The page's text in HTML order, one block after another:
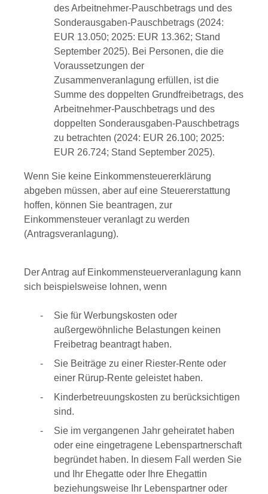
des Arbeitnehmer-Pauschbetrags und des
Sonderausgaben-Pauschbetrags (2024:
EUR 13.050; 2025: EUR 13.362; Stand
September 2025). Bei Personen, die die
Voraussetzungen der
Zusammenveranlagung erfüllen, ist die
Summe des doppelten Grundfreibetrags, des
Arbeitnehmer-Pauschbetrags und des
doppelten Sonderausgaben-Pauschbetrags
zu betrachten (2024: EUR 26.100; 2025:
EUR 26.724; Stand September 2025).
Wenn Sie keine Einkommensteuererklärung
abgeben müssen, aber auf eine Steuererstattung
hoffen, können Sie beantragen, zur
Einkommensteuer veranlagt zu werden
(Antragsveranlagung).
Der Antrag auf Einkommensteuerveranlagung kann
sich beispielsweise lohnen, wenn
Sie für Werbungskosten oder
außergewöhnliche Belastungen keinen
Freibetrag beantragt haben.
Sie Beiträge zu einer Riester-Rente oder
einer Rürup-Rente geleistet haben.
Kinderbetreuungskosten zu berücksichtigen
sind.
Sie im vergangenen Jahr geheiratet haben
oder eine eingetragene Lebenspartnerschaft
begründet haben. In diesem Fall werden Sie
und Ihr Ehegatte oder Ihre Ehegattin
beziehungsweise Ihr Lebenspartner oder